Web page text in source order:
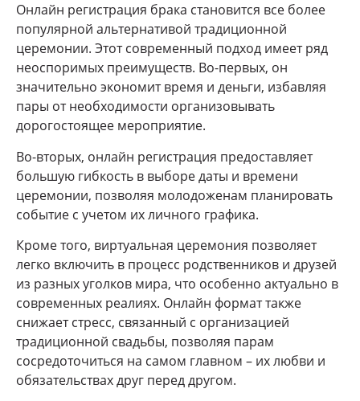
Онлайн регистрация брака становится все более
популярной альтернативой традиционной
церемонии. Этот современный подход имеет ряд
неоспоримых преимуществ. Во-первых, он
значительно экономит время и деньги, избавляя
пары от необходимости организовывать
дорогостоящее мероприятие.
Во-вторых, онлайн регистрация предоставляет
большую гибкость в выборе даты и времени
церемонии, позволяя молодоженам планировать
событие с учетом их личного графика.
Кроме того, виртуальная церемония позволяет
легко включить в процесс родственников и друзей
из разных уголков мира, что особенно актуально в
современных реалиях. Онлайн формат также
снижает стресс, связанный с организацией
традиционной свадьбы, позволяя парам
сосредоточиться на самом главном – их любви и
обязательствах друг перед другом.